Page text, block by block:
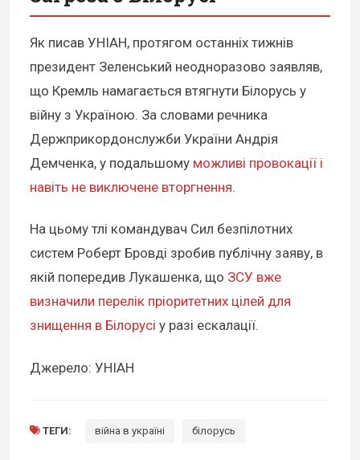
Як писав УНІАН, протягом останніх тижнів
президент Зеленський неодноразово заявляв,
що Кремль намагається втягнути Білорусь у
війну з Україною. За словами речника
Держприкордонслужби України Андрія
Демченка, у подальшому можливі провокації і
навіть не виключене вторгнення.
На цьому тлі командувач Сил безпілотних
систем Роберт Бровді зробив публічну заяву, в
якій попередив Лукашенка, що ЗСУ вже
визначили перелік пріоритетних цілей для
знищення в Білорусі у разі ескалації.
Джерело: УНІАН
ТЕГИ: війна в україні білорусь